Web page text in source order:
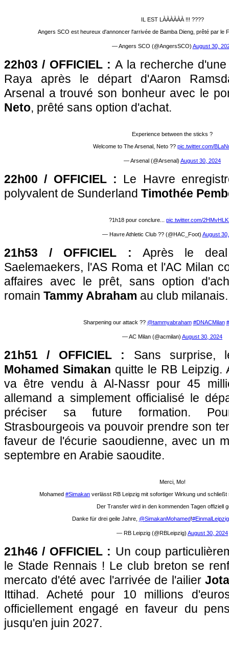
IL EST LÀÀÀÀÀÀ !!! ????
Angers SCO est heureux d'annoncer l'arrivée de Bamba Dieng, prêté par le
— Angers SCO (@AngersSCO) August 30,
22h03 / OFFICIEL :A la recherche
Raya après le départ d'Aaron
Arsenal a trouvé son bonheur avec le
Neto, prêté sans option d'achat.
Experience between the sticks ?
Welcome to The Arsenal, Neto ?? pic.twitter.com/
— Arsenal (@Arsenal) August 30, 2024
22h00 / OFFICIEL : Le Havre
polyvalent de Sunderland Timothée
?1h18 pour conclure... pic.twitter.com/
— Havre Athletic Club ?? (@HAC_Foot) August
21h53 / OFFICIEL : Après le deal
Saelemaekers, l'AS Roma et l'AC Milan
affaires avec le prêt, sans option
romain Tammy Abraham au club milanais.
Sharpening our attack ?? @tammyabraham #DNACMilan
— AC Milan (@acmilan) August 30, 2024
21h51 / OFFICIEL : Sans surprise,
Mohamed Simakan quitte le RB Leipzig.
va être vendu à Al-Nassr pour 45
allemand a simplement officialisé le
préciser sa future formation.
Strasbourgeois va pouvoir prendre son
faveur de l'écurie saoudienne, avec un
septembre en Arabie saoudite.
Merci, Mo!
Mohamed #Simakan verlässt RB Leipzig mit sofortiger Wirkung und schließt
Der Transfer wird in den kommenden Tagen offiziell
Danke für drei geile Jahre, @SimakanMohamed!
— RB Leipzig (@RBLeipzig) August 30, 2024
21h46 / OFFICIEL : Un coup
le Stade Rennais ! Le club breton se
mercato d'été avec l'arrivée de l'ailier
Ittihad. Acheté pour 10 millions
officiellement engagé en faveur du
jusqu'en juin 2027.